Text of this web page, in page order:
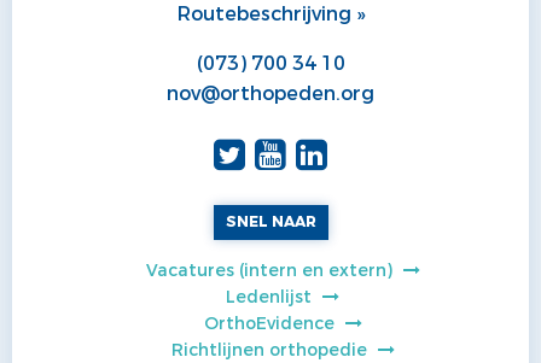
Routebeschrijving »
(073) 700 34 10
nov@orthopeden.org
SNEL NAAR
Vacatures (intern en extern)
Ledenlijst
OrthoEvidence
Richtlijnen orthopedie